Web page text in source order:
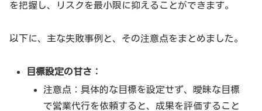
を把握し、リスクを最小限に抑えることができます。
以下に、主な失敗事例と、その注意点をまとめました。
目標設定の甘さ：
注意点：具体的な目標を設定せず、曖昧な目標
で営業代行を依頼すると、成果を評価すること